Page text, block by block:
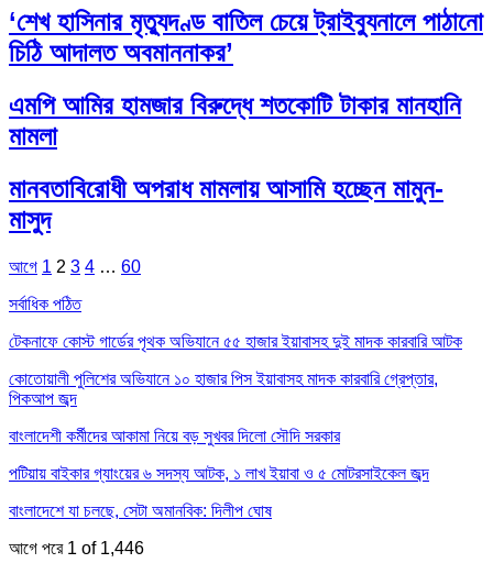
‘শেখ হাসিনার মৃত্যুদণ্ড বাতিল চেয়ে ট্রাইব্যুনালে পাঠানো
চিঠি আদালত অবমাননাকর’
এমপি আমির হামজার বিরুদ্ধে শতকোটি টাকার মানহানি
মামলা
মানবতাবিরোধী অপরাধ মামলায় আসামি হচ্ছেন মামুন-
মাসুদ
আগে 1 2 3 4 … 60
সর্বাধিক পঠিত
টেকনাফে কোস্ট গার্ডের পৃথক অভিযানে ৫৫ হাজার ইয়াবাসহ দুই মাদক কারবারি আটক
কোতোয়ালী পুলিশের অভিযানে ১০ হাজার পিস ইয়াবাসহ মাদক কারবারি গ্রেপ্তার,
পিকআপ জব্দ
বাংলাদেশী কর্মীদের আকামা নিয়ে বড় সুখবর দিলো সৌদি সরকার
পটিয়ায় বাইকার গ্যাংয়ের ৬ সদস্য আটক, ১ লাখ ইয়াবা ও ৫ মোটরসাইকেল জব্দ
বাংলাদেশে যা চলছে, সেটা অমানবিক: দিলীপ ঘোষ
আগে পরে 1 of 1,446